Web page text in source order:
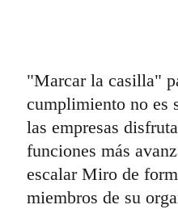
"Marcar la casilla"
cumplimiento no es
las empresas
funciones más
escalar Miro de
miembros de su